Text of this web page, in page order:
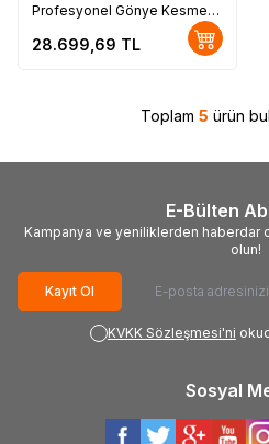
Profesyonel Gönye Kesme
28.699,69 TL
Toplam 5 ürün
E-Bülten
Kampanya ve yeniliklerden
olun!
Kayıt Ol
KVKK Sözleşmesi'ni
Sosyal